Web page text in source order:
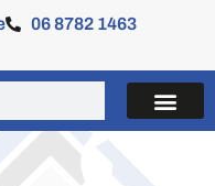
06 8782 1463